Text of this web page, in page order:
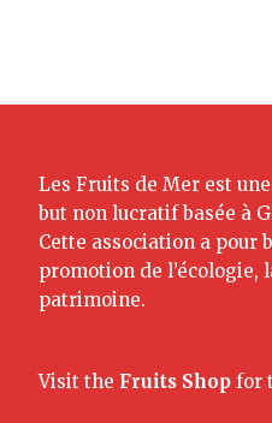
Les Fruits de Mer est
but non lucratif basée à
Cette association a pour
promotion de l’écologie,
patrimoine.
Visit the Fruits Shop for